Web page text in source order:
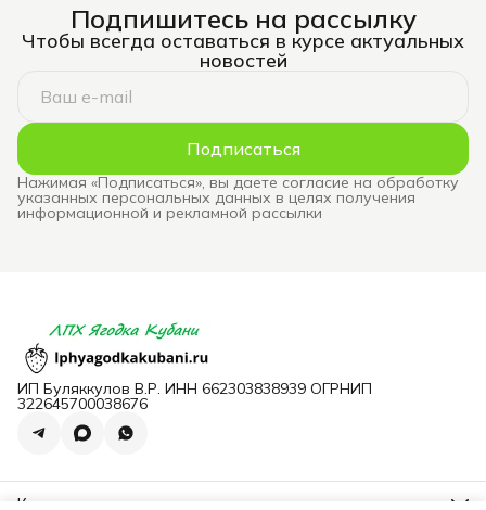
Подпишитесь на рассылку
Чтобы всегда оставаться в курсе актуальных
новостей
Подписаться
Нажимая «Подписаться», вы даете согласие на обработку
указанных персональных данных в целях получения
информационной и рекламной рассылки
ИП Буляккулов В.Р. ИНН 662303838939 ОГРНИП
322645700038676
Контакты